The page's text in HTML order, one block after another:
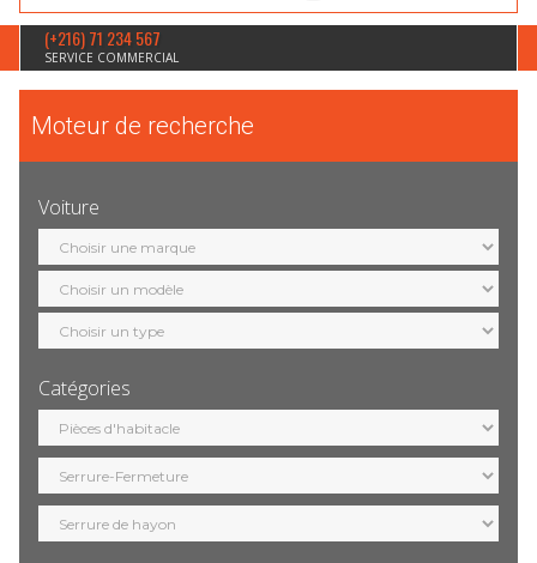
(+216) 71 234 567
SERVICE COMMERCIAL
Moteur de recherche
Voiture
Sélection
marque
Sélection
modèle
Sélection
motorisation
Catégories
Sélection
catégorie